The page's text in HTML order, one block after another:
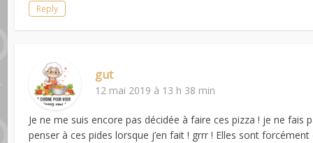
Reply
gut
12 mai 2019 à 13 h 38 min
Je ne me suis encore pas décidée à faire ces pizza ! je ne
penser à ces pides lorsque j’en fait ! grrr ! Elles sont